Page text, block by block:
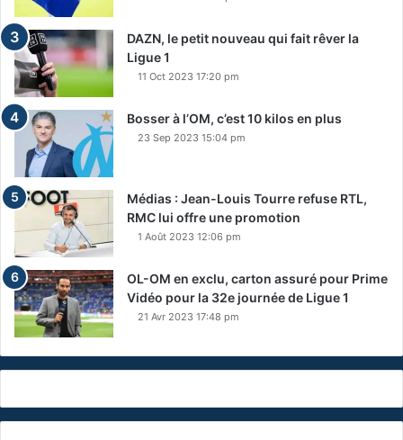
DAZN, le petit nouveau qui fait rêver la
Ligue 1
11 Oct 2023 17:20 pm
Bosser à l’OM, c’est 10 kilos en plus
23 Sep 2023 15:04 pm
Médias : Jean-Louis Tourre refuse RTL,
RMC lui offre une promotion
1 Août 2023 12:06 pm
OL-OM en exclu, carton assuré pour Prime
Vidéo pour la 32e journée de Ligue 1
21 Avr 2023 17:48 pm